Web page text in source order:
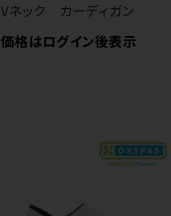
Vネック カーディガン
価格はログイン後表示